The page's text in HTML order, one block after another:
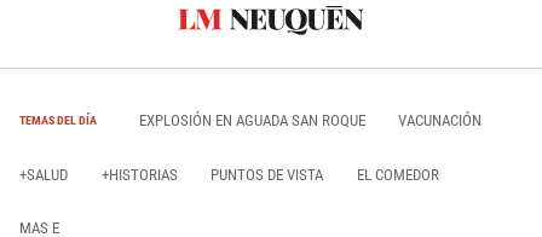
TEMAS DEL DÍA EXPLOSIÓN EN AGUADA SAN ROQUE VACUNACIÓN
+SALUD +HISTORIAS PUNTOS DE VISTA EL COMEDOR
MAS E